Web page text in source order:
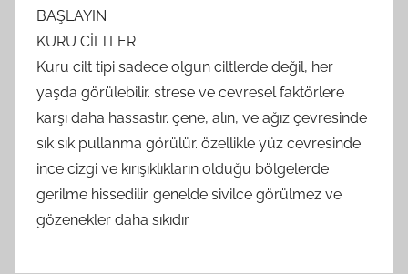
BAŞLAYIN
KURU CİLTLER
Kuru cilt tipi sadece olgun ciltlerde değil, her
yaşda görülebilir. strese ve cevresel faktörlere
karşı daha hassastır. çene, alın, ve ağız çevresinde
sık sık pullanma görülür. özellikle yüz cevresinde
ince cizgi ve kırışıklıkların olduğu bölgelerde
gerilme hissedilir. genelde sivilce görülmez ve
gözenekler daha sıkıdır.